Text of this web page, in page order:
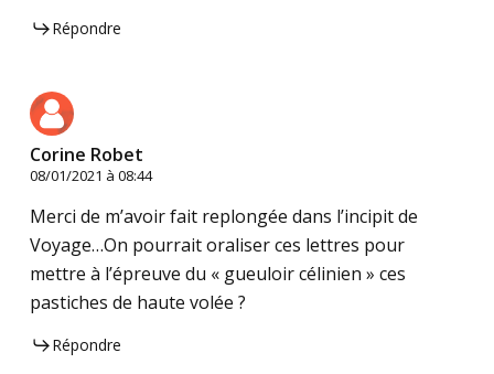
Répondre
Corine Robet
08/01/2021 à 08:44
Merci de m’avoir fait replongée dans l’incipit de
Voyage…On pourrait oraliser ces lettres pour
mettre à l’épreuve du « gueuloir célinien » ces
pastiches de haute volée ?
Répondre